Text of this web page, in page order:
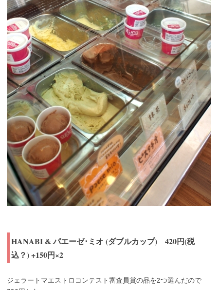
HANABI & パエーゼ･ミオ (ダブルカップ) 420円(税
込？) +150円×2
ジェラートマエストロコンテスト審査員賞の品を2つ選んだので